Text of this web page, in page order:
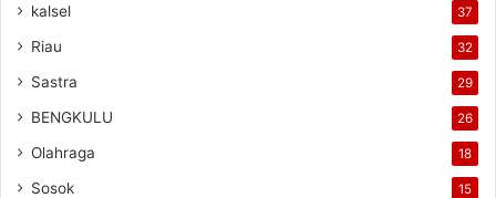
kalsel 37
Riau 32
Sastra 29
BENGKULU 26
Olahraga 18
Sosok 15